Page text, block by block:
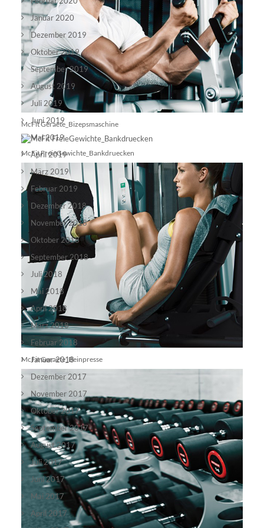
McFit Geraete_Bizepsmaschine
McFit FreieGewichte_Bankdruecken
McFit Geraete_Beinpresse
Januar 2020
Dezember 2019
Oktober 2019
September 2019
August 2019
Juli 2019
Juni 2019
Mai 2019
April 2019
März 2019
Februar 2019
Dezember 2018
November 2018
Oktober 2018
September 2018
Juli 2018
Mai 2018
April 2018
März 2018
Februar 2018
Januar 2018
Dezember 2017
November 2017
Oktober 2017
September 2017
August 2017
Juli 2017
Juni 2017
Mai 2017
April 2017